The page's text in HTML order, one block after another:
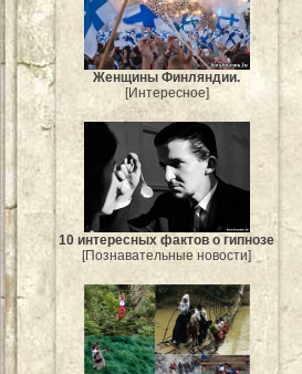
Женщины Финляндии.
[Интересное]
10 интересных фактов о гипнозе
[Познавательные новости]